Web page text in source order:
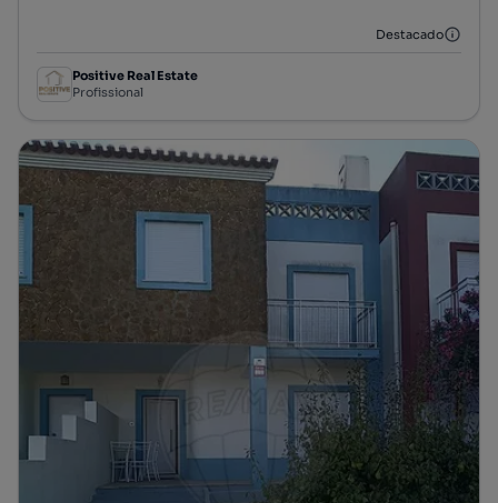
Destacado
Positive Real Estate
Profissional